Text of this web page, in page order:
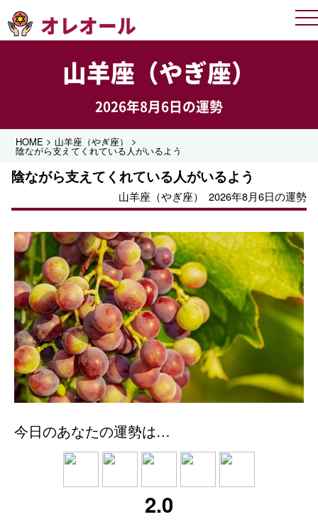
オレオール
山羊座（やぎ座）
2026年8月6日の運勢
HOME > 山羊座（やぎ座） >
陰ながら支えてくれている人がいるよう
陰ながら支えてくれている人がいるよう
山羊座（やぎ座） 2026年8月6日の運勢
今日のあなたの運勢は…
2.0